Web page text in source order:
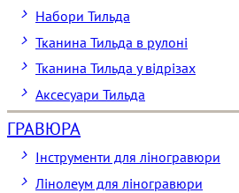
Набори Тильда
Тканина Тильда в рулоні
Тканина Тильда у відрізах
Аксесуари Тильда
ГРАВЮРА
Інструменти для ліногравюри
Лінолеум для ліногравюри